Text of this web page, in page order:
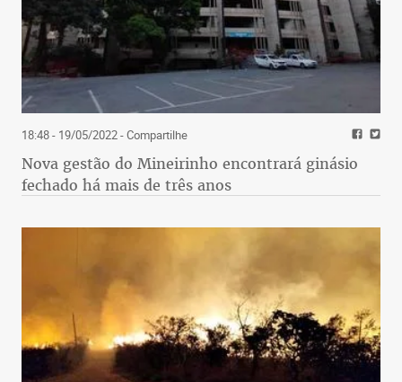
18:48 - 19/05/2022- Compartilhe
Nova gestão do Mineirinho encontrará ginásio
fechado há mais de três anos